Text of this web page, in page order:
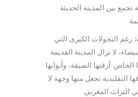
تجمع بين المدينة الحديثة
رغم التحولات الكبرى التي
لا تزال المدينة القديمة
أزقتها الضيقة، وأبوابها
التقليدية تجعل منها وجهة لا
التراث المغربي